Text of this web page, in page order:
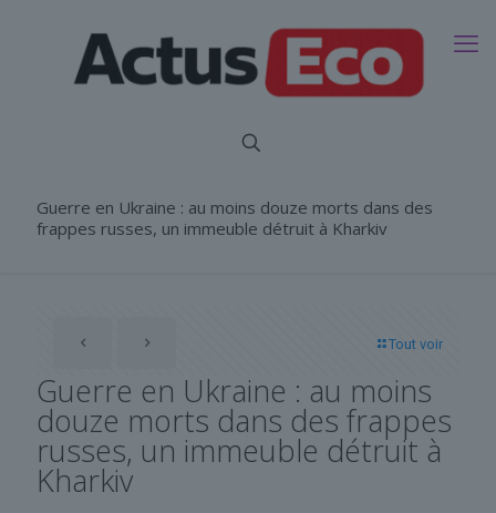
Guerre en Ukraine : au moins douze morts dans des
frappes russes, un immeuble détruit à Kharkiv
Tout voir
Guerre en Ukraine : au moins
douze morts dans des frappes
russes, un immeuble détruit à
Kharkiv